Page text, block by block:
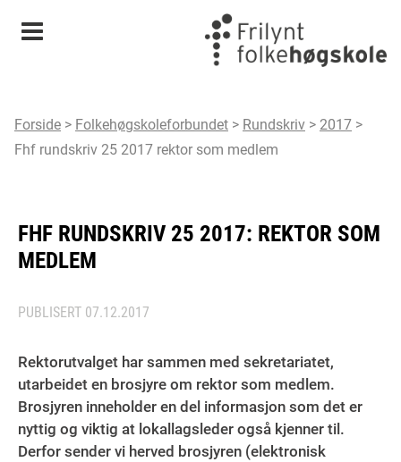
Meny
Forside > Folkehøgskoleforbundet > Rundskriv > 2017 >
Fhf rundskriv 25 2017 rektor som medlem
FHF RUNDSKRIV 25 2017: REKTOR SOM
MEDLEM
PUBLISERT 07.12.2017
Rektorutvalget har sammen med sekretariatet,
utarbeidet en brosjyre om rektor som medlem.
Brosjyren inneholder en del informasjon som det er
nyttig og viktig at lokallagsleder også kjenner til.
Derfor sender vi herved brosjyren (elektronisk